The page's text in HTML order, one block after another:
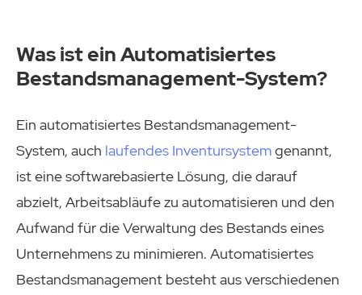
Was ist ein Automatisiertes
Bestandsmanagement-System?
Ein automatisiertes Bestandsmanagement-
System, auch laufendes Inventursystemgenannt,
ist eine softwarebasierte Lösung, die darauf
abzielt, Arbeitsabläufe zu automatisieren und den
Aufwand für die Verwaltung des Bestands eines
Unternehmens zu minimieren. Automatisiertes
Bestandsmanagement besteht aus verschiedenen